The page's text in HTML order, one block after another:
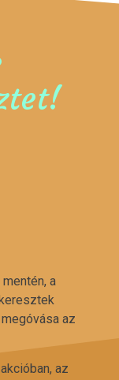
a
az
az